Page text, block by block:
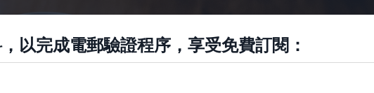
以完成電郵驗證程序，享受免費訂閱：